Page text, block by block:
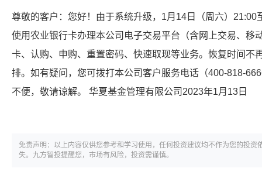
尊敬的客户：您好！由于系统升级，1月14日（周六）21:00
使用农业银行卡办理本公司电子交易平台（含网上交易、移
卡、认购、申购、重置密码、快速取现等业务。恢复时间不
排。如有疑问，您可拨打本公司客户服务电话（400-818-
不便，敬请谅解。 华夏基金管理有限公司2023年1月13日
免责声明：以上内容仅供您参考和学习使用，任何投资建议均不作为您的投
失。九方智投提醒您，市场有风险，投资需谨慎。